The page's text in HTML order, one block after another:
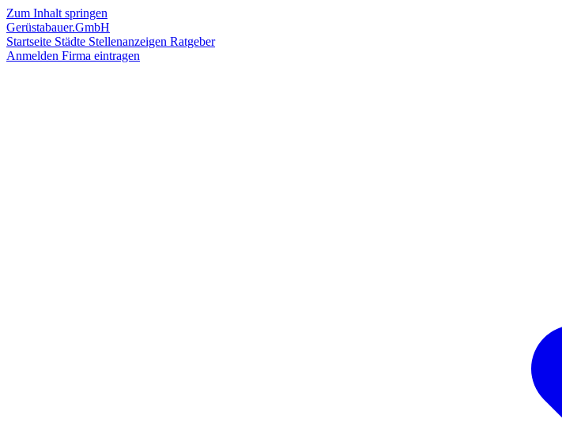
Zum Inhalt springen
Gerüstabauer.GmbH
Startseite Städte Stellenanzeigen Ratgeber
Anmelden Firma eintragen